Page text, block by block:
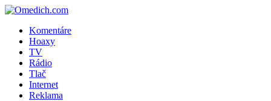
Komentáre
Hoaxy
TV
Rádio
Tlač
Internet
Reklama